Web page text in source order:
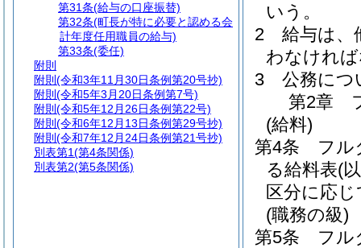
いう。
2
給与は、
わなけれ
3
公務につ
第2章
(給料)
第4条
フル
る給料表(
区分に応
(職務の級)
第5条
フル
第31条(給与の口座振替)
第32条(町長が特に必要と認める会
計年度任用職員の給与)
第33条(委任)
附則
附則 (令和3年11月30日条例第20号抄)
附則 (令和5年3月20日条例第7号)
附則 (令和5年12月26日条例第22号)
附則 (令和6年12月13日条例第29号抄)
附則 (令和7年12月24日条例第21号抄)
別表第1(第4条関係)
別表第2(第5条関係)